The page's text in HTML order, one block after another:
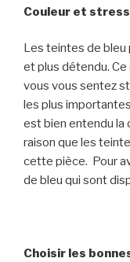
Couleur et stress
Les teintes de bleu
et plus détendu.
vous vous sentez
les plus
est bien entendu la
raison que les
cette pièce. Pour
de bleu qui sont
Choisir les